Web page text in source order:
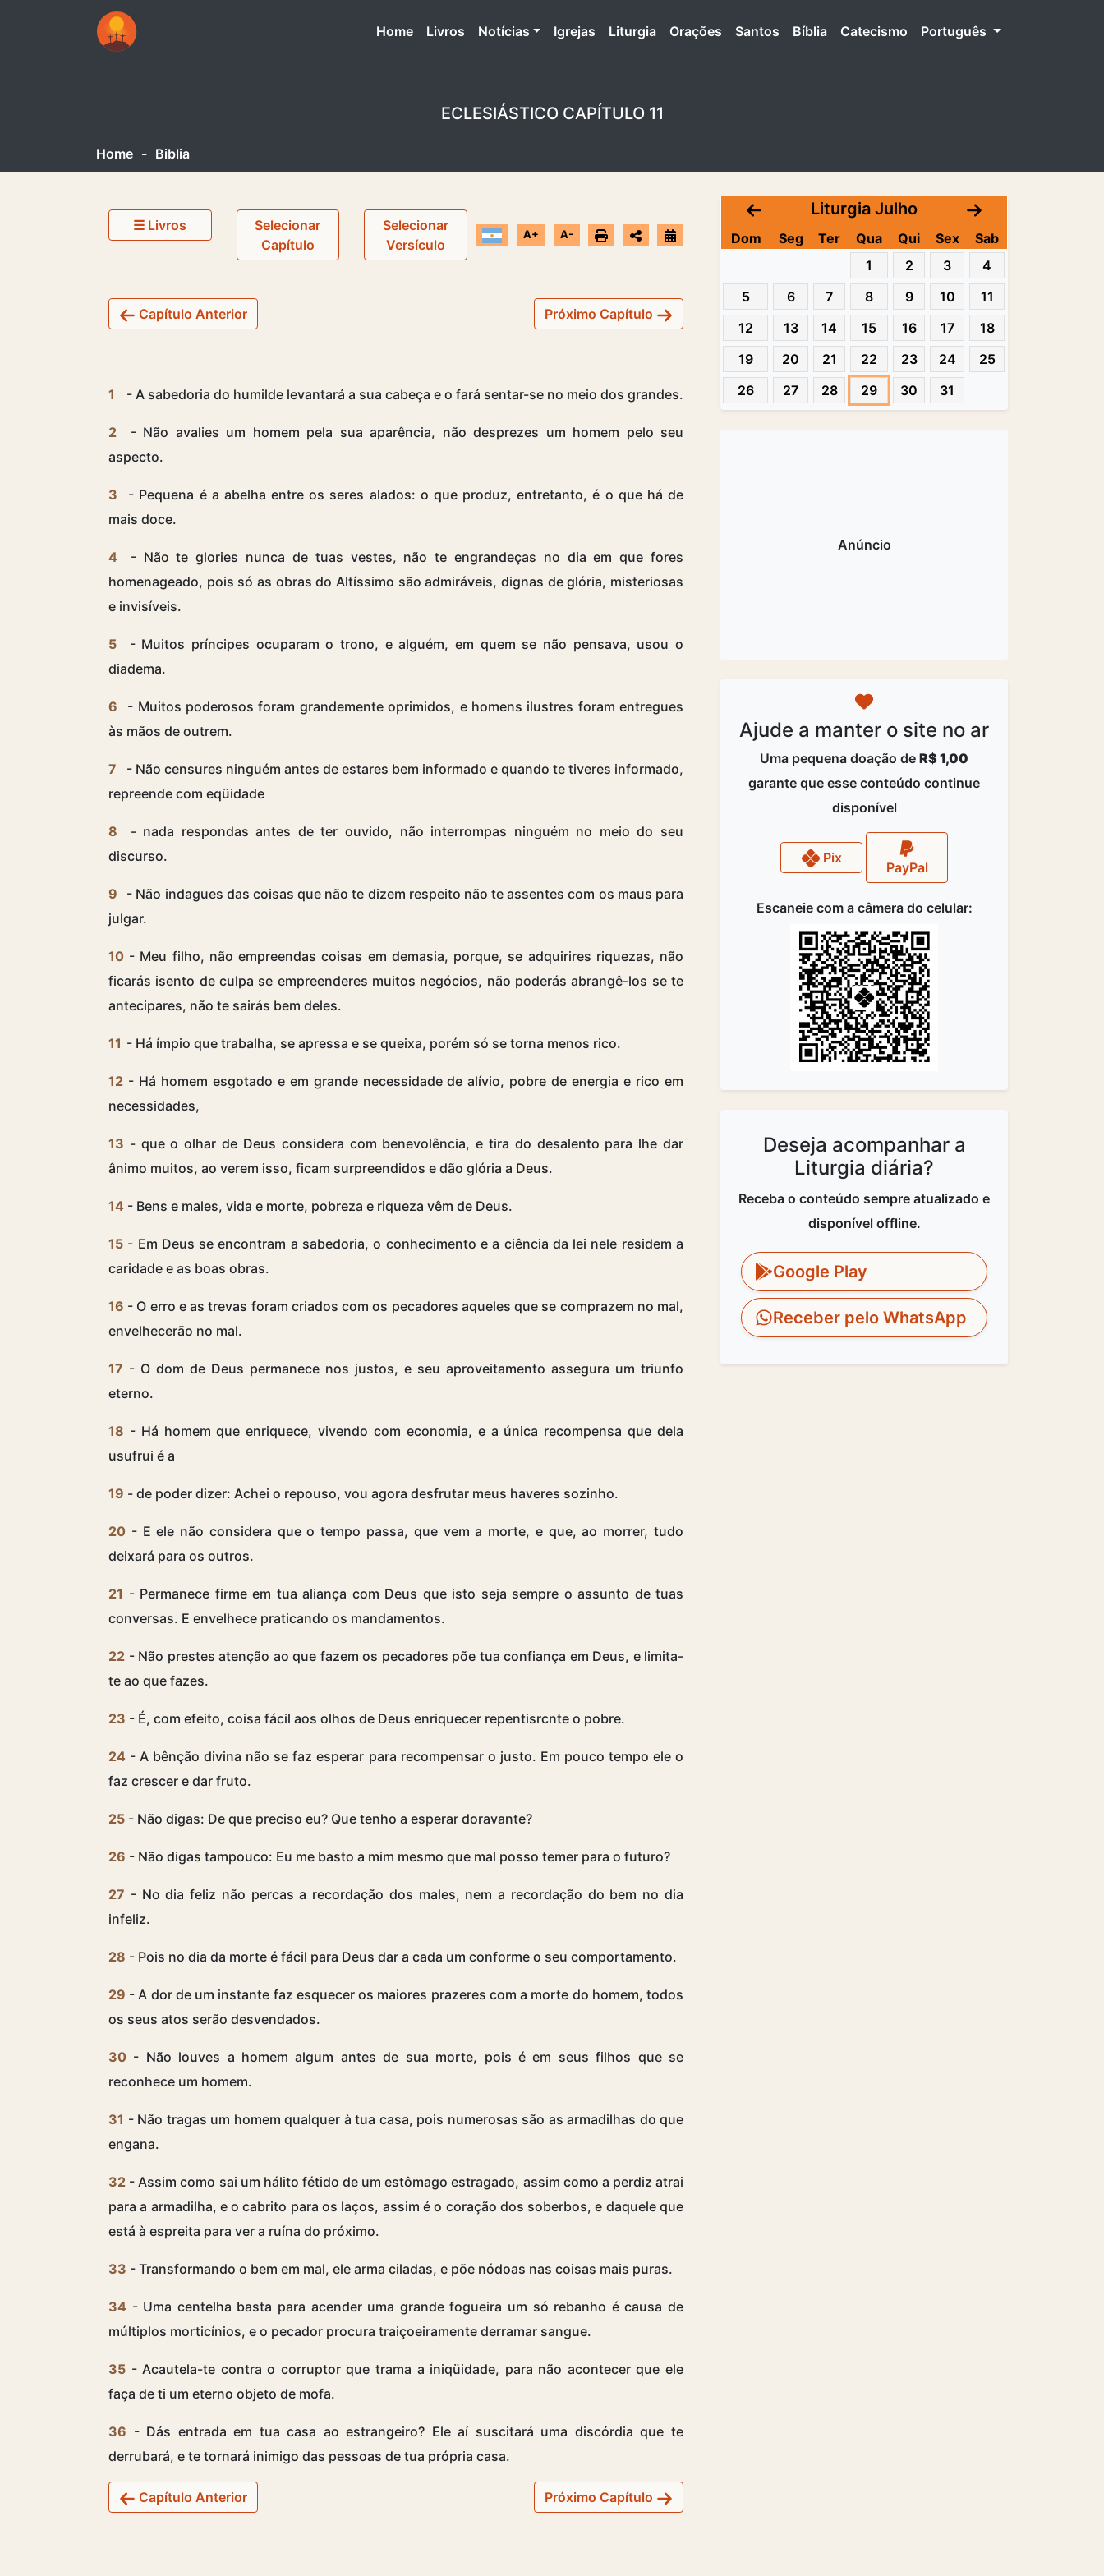
Home(atual)
Livros Notícias Igrejas Liturgia Orações Santos Bíblia Catecismo Português
ECLESIÁSTICO CAPÍTULO 11
Home - Biblia
☰ Livros
Selecionar
Capítulo
Selecionar
Versículo
A+ A-
Capítulo Anterior Próximo Capítulo
1 - A sabedoria do humilde levantará a sua cabeça e o fará sentar-se no meio dos grandes.
2
- Não avalies um homem pela sua aparência, não desprezes um homem pelo seu
aspecto.
3
- Pequena é a abelha entre os seres alados: o que produz, entretanto, é o que há de
mais doce.
4
- Não te glories nunca de tuas vestes, não te engrandeças no dia em que fores
homenageado, pois só as obras do Altíssimo são admiráveis, dignas de glória, misteriosas
e invisíveis.
5
- Muitos príncipes ocuparam o trono, e alguém, em quem se não pensava, usou o
diadema.
6
- Muitos poderosos foram grandemente oprimidos, e homens ilustres foram entregues
às mãos de outrem.
7
- Não censures ninguém antes de estares bem informado e quando te tiveres informado,
repreende com eqüidade
8
- nada respondas antes de ter ouvido, não interrompas ninguém no meio do seu
discurso.
9
- Não indagues das coisas que não te dizem respeito não te assentes com os maus para
julgar.
10 - Meu filho, não empreendas coisas em demasia, porque, se adquirires riquezas, não
ficarás isento de culpa se empreenderes muitos negócios, não poderás abrangê-los se te
antecipares, não te sairás bem deles.
11 - Há ímpio que trabalha, se apressa e se queixa, porém só se torna menos rico.
12 - Há homem esgotado e em grande necessidade de alívio, pobre de energia e rico em
necessidades,
13 - que o olhar de Deus considera com benevolência, e tira do desalento para lhe dar
ânimo muitos, ao verem isso, ficam surpreendidos e dão glória a Deus.
14 - Bens e males, vida e morte, pobreza e riqueza vêm de Deus.
15 - Em Deus se encontram a sabedoria, o conhecimento e a ciência da lei nele residem a
caridade e as boas obras.
16 - O erro e as trevas foram criados com os pecadores aqueles que se comprazem no mal,
envelhecerão no mal.
17 - O dom de Deus permanece nos justos, e seu aproveitamento assegura um triunfo
eterno.
18 - Há homem que enriquece, vivendo com economia, e a única recompensa que dela
usufrui é a
19 - de poder dizer: Achei o repouso, vou agora desfrutar meus haveres sozinho.
20 - E ele não considera que o tempo passa, que vem a morte, e que, ao morrer, tudo
deixará para os outros.
21 - Permanece firme em tua aliança com Deus que isto seja sempre o assunto de tuas
conversas. E envelhece praticando os mandamentos.
22 - Não prestes atenção ao que fazem os pecadores põe tua confiança em Deus, e limita-
te ao que fazes.
23 - É, com efeito, coisa fácil aos olhos de Deus enriquecer repentisrcnte o pobre.
24 - A bênção divina não se faz esperar para recompensar o justo. Em pouco tempo ele o
faz crescer e dar fruto.
25 - Não digas: De que preciso eu? Que tenho a esperar doravante?
26 - Não digas tampouco: Eu me basto a mim mesmo que mal posso temer para o futuro?
27 - No dia feliz não percas a recordação dos males, nem a recordação do bem no dia
infeliz.
28 - Pois no dia da morte é fácil para Deus dar a cada um conforme o seu comportamento.
29 - A dor de um instante faz esquecer os maiores prazeres com a morte do homem, todos
os seus atos serão desvendados.
30 - Não louves a homem algum antes de sua morte, pois é em seus filhos que se
reconhece um homem.
31 - Não tragas um homem qualquer à tua casa, pois numerosas são as armadilhas do que
engana.
32 - Assim como sai um hálito fétido de um estômago estragado, assim como a perdiz atrai
para a armadilha, e o cabrito para os laços, assim é o coração dos soberbos, e daquele que
está à espreita para ver a ruína do próximo.
33 - Transformando o bem em mal, ele arma ciladas, e põe nódoas nas coisas mais puras.
34 - Uma centelha basta para acender uma grande fogueira um só rebanho é causa de
múltiplos morticínios, e o pecador procura traiçoeiramente derramar sangue.
35 - Acautela-te contra o corruptor que trama a iniqüidade, para não acontecer que ele
faça de ti um eterno objeto de mofa.
36 - Dás entrada em tua casa ao estrangeiro? Ele aí suscitará uma discórdia que te
derrubará, e te tornará inimigo das pessoas de tua própria casa.
Capítulo Anterior Próximo Capítulo
Liturgia Julho
Dom Seg Ter Qua Qui Sex
Sab
1
2 3
4
5
6 7 8 9 10
11
12
13 14 15 16 17
18
19
20 21 22 23 24
25
26
27 28 29 30 31
Ajude a manter o site no ar
Uma pequena doação de R$ 1,00
garante que esse conteúdo continue
disponível
Pix
PayPal
Escaneie com a câmera do celular:
Deseja acompanhar a
Liturgia diária?
Receba o conteúdo sempre atualizado e
disponível offline.
Google Play
Receber pelo WhatsApp